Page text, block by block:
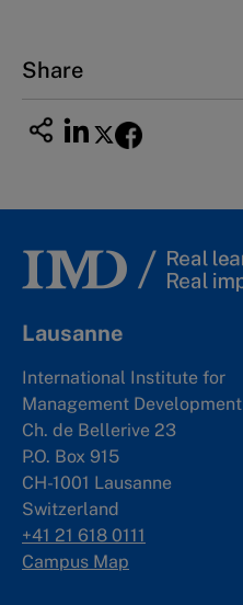
Share
Lausanne
International Institute for
Management Development
Ch. de Bellerive 23
P.O. Box 915
CH-1001 Lausanne
Switzerland
+41 21 618 0111
Campus Map